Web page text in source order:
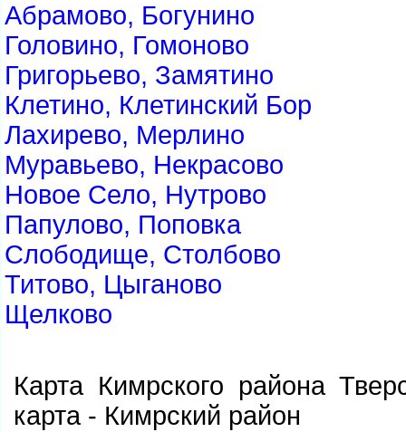
Абрамово, Богунино
Головино, Гомоново
Григорьево, Замятино
Клетино, Клетинский Бор
Лахирево, Мерлино
Муравьево, Некрасово
Новое Село, Нутрово
Папулово, Поповка
Слободище, Столбово
Титово, Цыганово
Щелково
Карта Кимрского района
карта - Кимрский район